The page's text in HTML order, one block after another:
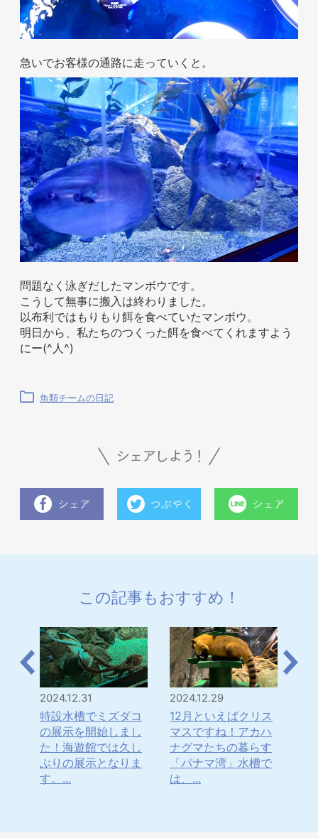
急いでお客様の通路に走っていくと。
問題なく泳ぎだしたマンボウです。
こうして無事に搬入は終わりました。
以布利ではもりもり餌を食べていたマンボウ。
明日から、私たちのつくった餌を食べてくれますよう
にー(^人^)
魚類チームの日記
この記事もおすすめ！
2024.12.31
特設水槽でミズダコ
の展示を開始しまし
た！海遊館では久し
ぶりの展示となりま
す。...
2024.12.29
12月といえばクリス
マスですね！アカハ
ナグマたちの暮らす
「パナマ湾」水槽で
は、...